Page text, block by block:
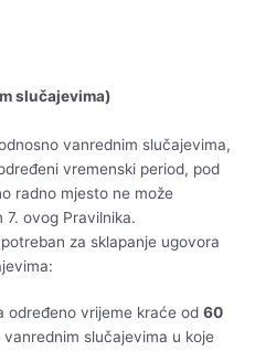
slučajevima)
vanrednim slučajevima,
vremenski period, pod
radno mjesto ne može
7. ovog Pravilnika.
za sklapanje ugovora
određeno vrijeme kraće od60
slučajevima u koje